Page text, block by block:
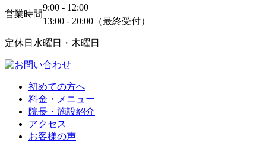
営業時間
9:00 - 12:00
13:00 - 20:00（最終受付）
定休日 水曜日・木曜日
初めての方へ
料金・メニュー
院長・施設紹介
アクセス
お客様の声